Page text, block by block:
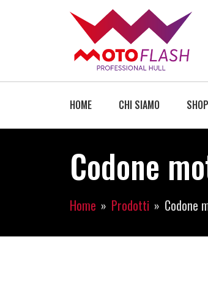
HOME CHI SIAMO SHOP
Codone
Home Prodotti Codone